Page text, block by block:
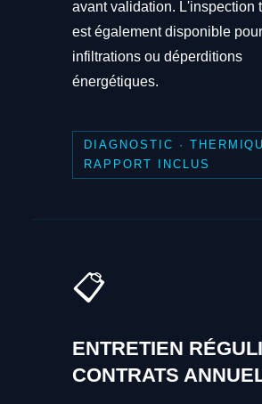
avant validation. L'inspection
est également disponible
infiltrations ou déperditions
énergétiques.
DIAGNOSTIC ·
RAPPORT INCLUS
📋
ENTRETIEN
CONTRATS